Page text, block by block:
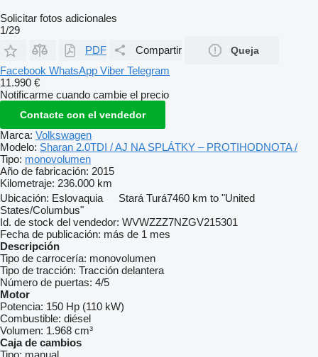
Solicitar fotos adicionales
1/29
PDF
Compartir Queja
Facebook WhatsApp Viber Telegram
11.990 €
Notificarme cuando cambie el precio
Contacte con el vendedor
Marca: Volkswagen
Modelo: Sharan 2.0TDI / AJ NA SPLÁTKY – PROTIHODNOTA /
Tipo: monovolumen
Año de fabricación: 2015
Kilometraje: 236.000 km
Ubicación: Eslovaquia Stará Turá7460 km to "United
States/Columbus"
Id. de stock del vendedor: WVWZZZ7NZGV215301
Fecha de publicación: más de 1 mes
Descripción
Tipo de carrocería: monovolumen
Tipo de tracción: Tracción delantera
Número de puertas: 4/5
Motor
Potencia: 150 Hp (110 kW)
Combustible: diésel
Volumen: 1.968 cm³
Caja de cambios
Tipo: manual